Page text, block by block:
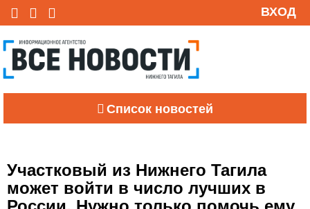
ВХОД
Список новостей
Участковый из Нижнего Тагила
может войти в число лучших в